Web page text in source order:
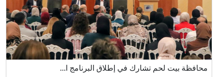
محافظة بيت لحم تشارك في إطلاق البرنامج ا...